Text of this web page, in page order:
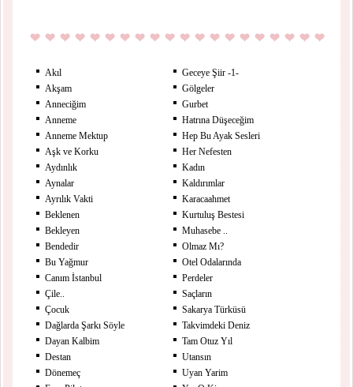
Akıl
Akşam
Anneciğim
Anneme
Anneme Mektup
Aşk ve Korku
Aydınlık
Aynalar
Ayrılık Vakti
Beklenen
Bekleyen
Bendedir
Bu Yağmur
Canım İstanbul
Çile..
Çocuk
Dağlarda Şarkı Söyle
Dayan Kalbim
Destan
Dönemeç
Geceye Şiir -1-
Gölgeler
Gurbet
Hatrına Düşeceğim
Hep Bu Ayak Sesleri
Her Nefesten
Kadın
Kaldırımlar
Karacaahmet
Kurtuluş Bestesi
Muhasebe ..
Olmaz Mı?
Otel Odalarında
Perdeler
Saçların
Sakarya Türküsü
Takvimdeki Deniz
Tam Otuz Yıl
Utansın
Uyan Yarim